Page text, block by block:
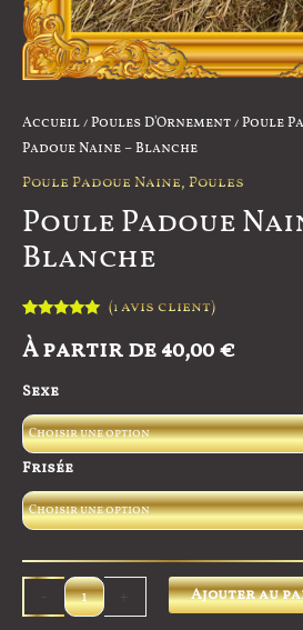
Accueil/Poules D'Ornement/Poule
Padoue Naine – Blanche
Poule Padoue Naine, Poules
Poule Padoue
Blanche
sur 5
basé sur
client
(1avis client)
À partir de40,00€
Sexe
Frisée
-
quantité
de
+ Ajouter au